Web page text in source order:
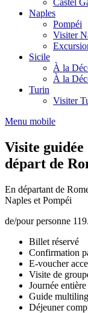
Castel
Naples
Pompéi
Visiter
Sicile
À la
À la
Turin
Visiter
Menu mobile
Visite guidée
départ de
En départant de
Naples et Pompéi
de/pour personne
Billet réservé
Confirmation
E-voucher
Visite de
Journée entière
Guide
Déjeuner